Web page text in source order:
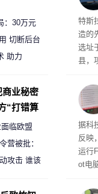
特斯
造的
选址
县，
在
疑
建
超 1
患
据科
反映
运行
ot电
：30万元
清退
切断后台
助力
业秘密
“打错算
临欧盟
审查
营被批：
攻击 谁该